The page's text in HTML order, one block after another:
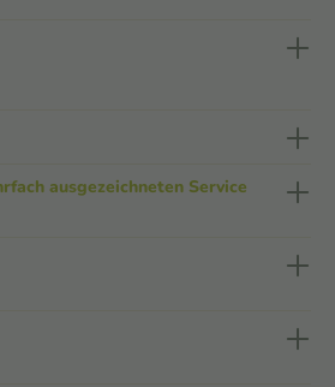
ausgezeichneten Service